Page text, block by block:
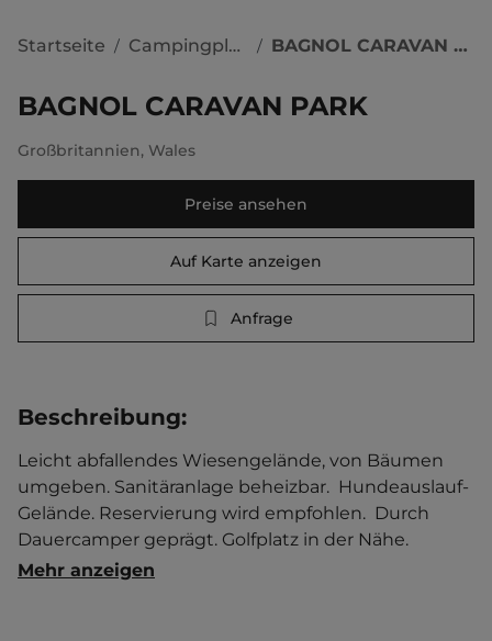
Startseite / Campingplätze / BAGNOL CARAVAN PARK
BAGNOL CARAVAN PARK
Großbritannien, Wales
Preise ansehen
Auf Karte anzeigen
Anfrage
Beschreibung:
Leicht abfallendes Wiesengelände, von Bäumen
umgeben. Sanitäranlage beheizbar.  Hundeauslauf-
Gelände. Reservierung wird empfohlen.  Durch
Dauercamper geprägt. Golfplatz in der Nähe.
Separater Jugendplatz. Ort 2 km entfernt.
Mehr anzeigen